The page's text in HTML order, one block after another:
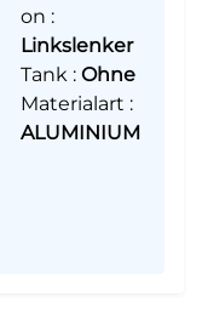
on :
Linkslenker
Tank : Ohne
Materialart :
ALUMINIUM